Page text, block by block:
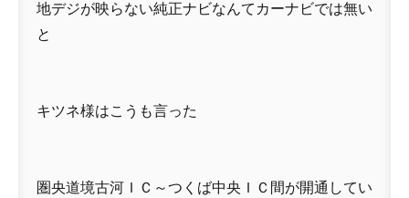
地デジが映らない純正ナビなんてカーナビでは無い
と
キツネ様はこうも言った
圏央道境古河ＩＣ～つくば中央ＩＣ間が開通してい